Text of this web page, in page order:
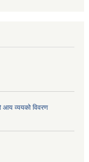
व्ययको विवरण